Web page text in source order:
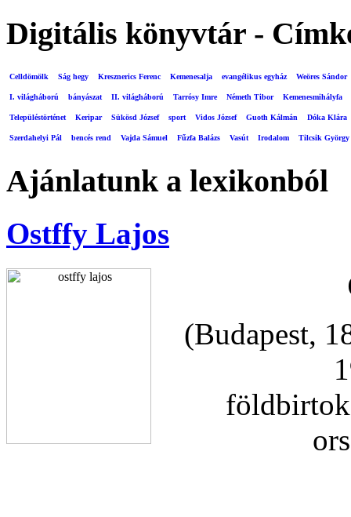
Digitális könyvtár -
Celldömölk Ság hegy Kresznerics Ferenc Kemenesalja evangélikus egyház Weöres Sándor
I. világháború bányászat II. világháború Tarrósy Imre Németh Tibor Kemenesmihályfa
Településtörténet Keripar Sükösd József sport Vidos József Guoth Kálmán Dóka Klára
Szerdahelyi Pál bencés rend Vajda Sámuel Fűzfa Balázs Vasút Irodalom Tilcsik György
Ajánlatunk a lexikonból
Ostffy Lajos
(Budapest,